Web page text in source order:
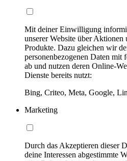
Mit deiner Einwilligung
unserer Website über Aktionen
Produkte. Dazu gleichen wir
personenbezogenen Daten mit
ab und nutzen deren Online-
Dienste bereits nutzt:
Bing, Criteo, Meta, Google,
Marketing
Durch das Akzeptieren dieser
deine Interessen abgestimmte